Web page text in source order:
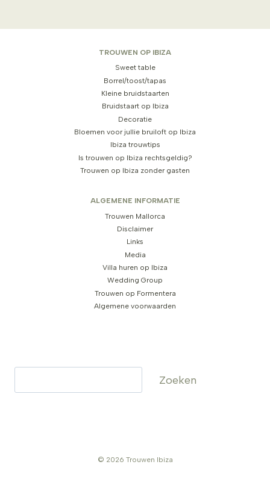
TROUWEN OP IBIZA
Sweet table
Borrel/toost/tapas
Kleine bruidstaarten
Bruidstaart op Ibiza
Decoratie
Bloemen voor jullie bruiloft op Ibiza
Ibiza trouwtips
Is trouwen op Ibiza rechtsgeldig?
Trouwen op Ibiza zonder gasten
ALGEMENE INFORMATIE
Trouwen Mallorca
Disclaimer
Links
Media
Villa huren op Ibiza
Wedding Group
Trouwen op Formentera
Algemene voorwaarden
Zoeken
© 2026 Trouwen Ibiza